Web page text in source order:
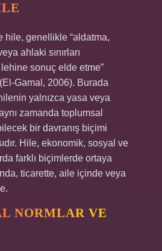
hile, genellikle “aldatma,
ahlaki sınırları
sonuç elde etme”
Gamal, 2006). Burada
yalnızca yasa veya
zamanda toplumsal
bir davranış biçimi
Hile, ekonomik, sosyal ve
farklı biçimlerde ortaya
ticarette, aile içinde veya
NORMLAR VE